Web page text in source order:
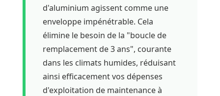
d'aluminium agissent comme une
enveloppe impénétrable. Cela
élimine le besoin de la "boucle de
remplacement de 3 ans", courante
dans les climats humides, réduisant
ainsi efficacement vos dépenses
d'exploitation de maintenance à